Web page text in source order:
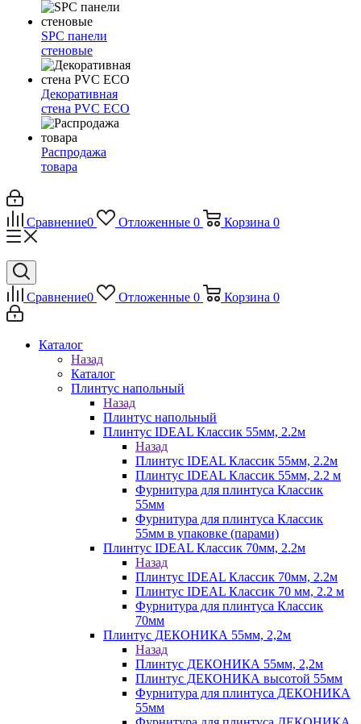
SPC панели
стеновые
Декоративная
стена PVC ECO
Распродажа
товара
Сравнение0 Отложенные 0 Корзина 0
Сравнение0 Отложенные 0 Корзина 0
Каталог
Назад
Каталог
Плинтус напольный
Назад
Плинтус напольный
Плинтус IDEAL Классик 55мм, 2.2м
Назад
Плинтус IDEAL Классик 55мм, 2.2м
Плинтус IDEAL Классик 55мм, 2.2 м
Фурнитура для плинтуса Классик
55мм
Фурнитура для плинтуса Классик
55мм в упаковке (парами)
Плинтус IDEAL Классик 70мм, 2.2м
Назад
Плинтус IDEAL Классик 70мм, 2.2м
Плинтус IDEAL Классик 70 мм, 2.2 м
Фурнитура для плинтуса Классик
70мм
Плинтус ДЕКОНИКА 55мм, 2,2м
Назад
Плинтус ДЕКОНИКА 55мм, 2,2м
Плинтус ДЕКОНИКА высотой 55мм
Фурнитура для плинтуса ДЕКОНИКА
55мм